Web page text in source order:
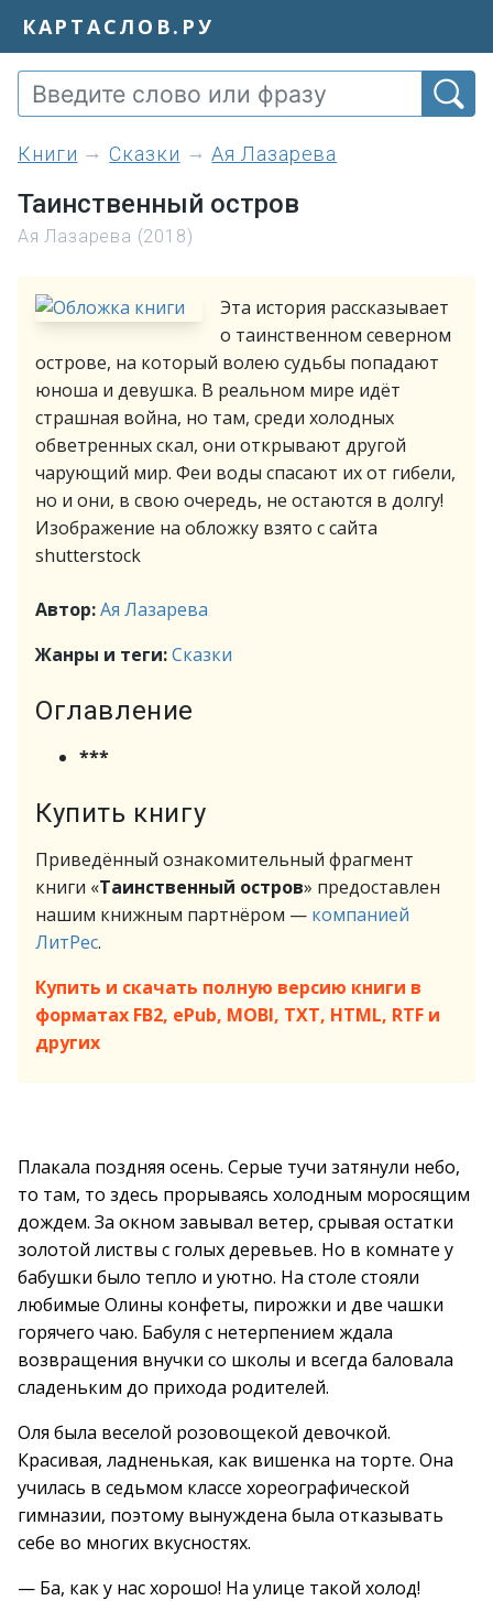
КАРТАСЛОВ.РУ
книги Сказки Ая Лазарева
Таинственный остров
Ая Лазарева (2018)
Эта история рассказывает
о таинственном северном
острове, на который волею судьбы попадают
юноша и девушка. В реальном мире идёт
страшная война, но там, среди холодных
обветренных скал, они открывают другой
чарующий мир. Феи воды спасают их от гибели,
но и они, в свою очередь, не остаются в долгу!
Изображение на обложку взято с сайта
shutterstock
Автор:Ая Лазарева
Жанры и теги:Сказки
Оглавление
***
Купить книгу
Приведённый ознакомительный фрагмент
книги «Таинственный остров» предоставлен
нашим книжным партнёром — компанией
ЛитРес.
Купить и скачать полную версию книги в
форматах FB2, ePub, MOBI, TXT, HTML, RTF и
других
Плакала поздняя осень. Серые тучи затянули небо,
то там, то здесь прорываясь холодным моросящим
дождем. За окном завывал ветер, срывая остатки
золотой листвы с голых деревьев. Но в комнате у
бабушки было тепло и уютно. На столе стояли
любимые Олины конфеты, пирожки и две чашки
горячего чаю. Бабуля с нетерпением ждала
возвращения внучки со школы и всегда баловала
сладеньким до прихода родителей.
Оля была веселой розовощекой девочкой.
Красивая, ладненькая, как вишенка на торте. Она
училась в седьмом классе хореографической
гимназии, поэтому вынуждена была отказывать
себе во многих вкусностях.
— Ба, как у нас хорошо! На улице такой холод!